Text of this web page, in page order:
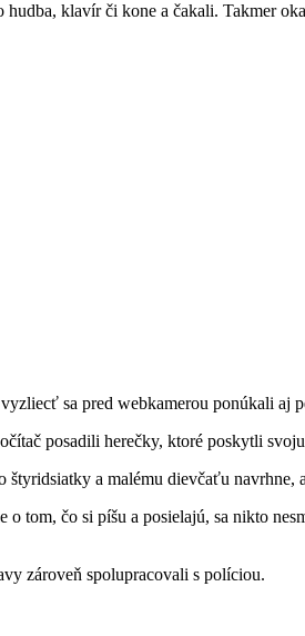
klavír či kone a čakali. Takmer
sa pred webkamerou ponúkali aj
posadili herečky, ktoré poskytli
a malému dievčaťu
tom, čo si píšu a posielajú, sa nikto
zároveň spolupracovali s políciou.